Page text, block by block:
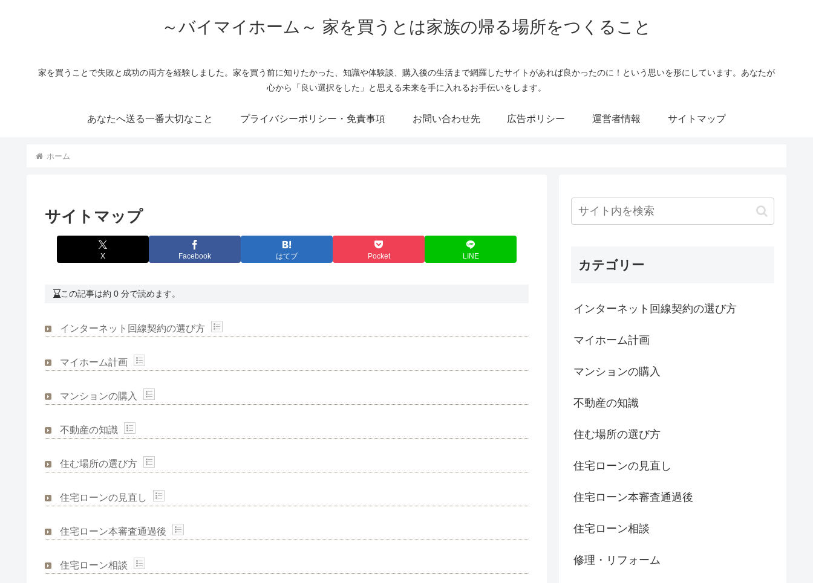
～バイマイホーム～ 家を買うとは家族の帰る場所をつくること
家を買うことで失敗と成功の両方を経験しました。家を買う前に知りたかった、知識や体験談、購入後の生活まで網羅したサイトがあれば良かったのに！という思いを形にしています。あなたが
心から「良い選択をした」と思える未来を手に入れるお手伝いをします。
あなたへ送る一番大切なこと プライバシーポリシー・免責事項 お問い合わせ先 広告ポリシー 運営者情報 サイトマップ
ホーム
サイトマップ
X Facebook はてブ Pocket LINE
この記事は約 0 分で読めます。
インターネット回線契約の選び方
マイホーム計画
マンションの購入
不動産の知識
住む場所の選び方
住宅ローンの見直し
住宅ローン本審査通過後
住宅ローン相談
カテゴリー
インターネット回線契約の選び方
マイホーム計画
マンションの購入
不動産の知識
住む場所の選び方
住宅ローンの見直し
住宅ローン本審査通過後
住宅ローン相談
修理・リフォーム